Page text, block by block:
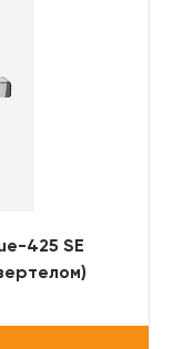
425 SE